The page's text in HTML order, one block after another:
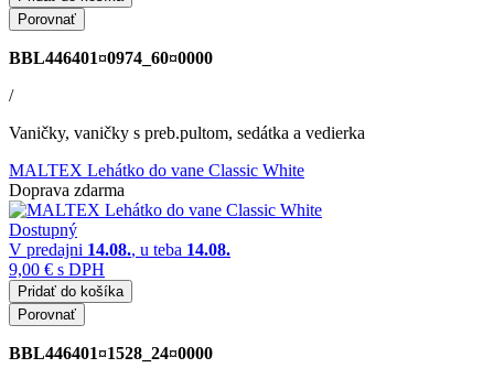
Porovnať
BBL446401¤0974_60¤0000
/
Vaničky, vaničky s preb.pultom, sedátka a vedierka
MALTEX Lehátko do vane Classic White
Doprava zdarma
Dostupný
V predajni 14.08., u teba 14.08.
9,00 € s DPH
Pridať do košíka
Porovnať
BBL446401¤1528_24¤0000